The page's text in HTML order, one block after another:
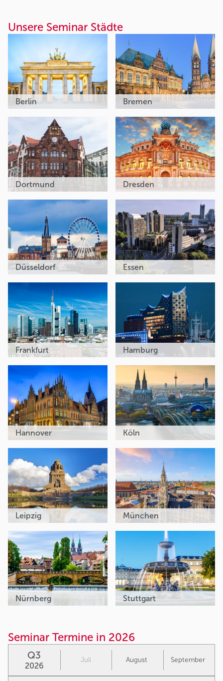
Unsere Seminar Städte
Berlin Bremen
Dortmund Dresden
Düsseldorf Essen
Frankfurt Hamburg
Hannover Köln
Leipzig München
Nürnberg Stuttgart
Seminar Termine in 2026
Q3
2026
Juli August September